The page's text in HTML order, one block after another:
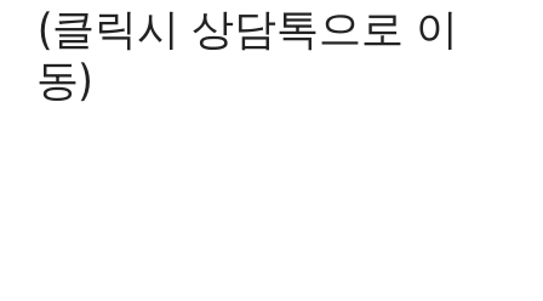
(클릭시 상담톡으로 이
동)